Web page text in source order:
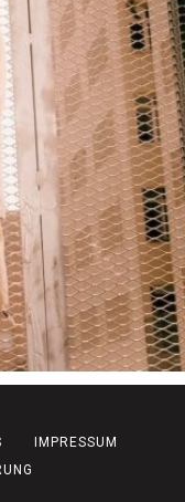
IMPRESSUM